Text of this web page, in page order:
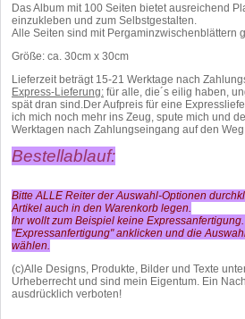
Das Album mit 100 Seiten bietet ausreichend
einzukleben und zum Selbstgestalten.
Alle Seiten sind mit Pergaminzwischenblättern
Größe: ca. 30cm x 30cm
Lieferzeit beträgt 15-21 Werktage nach
Express-Lieferung: für alle, die´s eilig haben,
spät dran sind.Der Aufpreis für eine
ich mich noch mehr ins Zeug, spute mich und
Werktagen nach Zahlungseingang auf den Weg
Bestellablauf:
Bitte ALLE Reiter der Auswahl-Optionen
Artikel auch in den Warenkorb legen.
Ihr wollt zum Beispiel keine
"Expressanfertigung" anklicken und die
wählen.
(c)Alle Designs, Produkte, Bilder und Texte
Urheberrecht und sind mein Eigentum. Ein
ausdrücklich verboten!